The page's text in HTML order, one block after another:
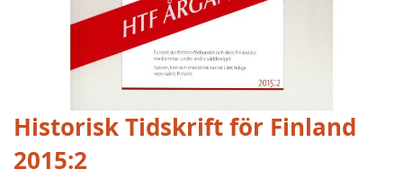
Skip
to
the
Historisk Tidskrift för Finland
2015:2